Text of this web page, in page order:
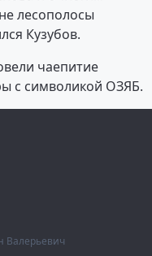
лесополосы
Кузубов.
чаепитие
с символикой ОЗЯБ.
Валерьевич